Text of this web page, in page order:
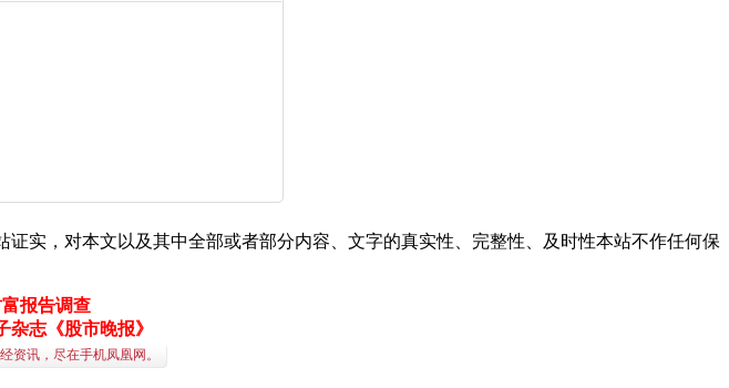
实，对本文以及其中全部或者部分内容、文字的真实性、完整性、及时性本站不作任何保
报告调查
志《股市晚报》
资讯，尽在手机凤凰网。